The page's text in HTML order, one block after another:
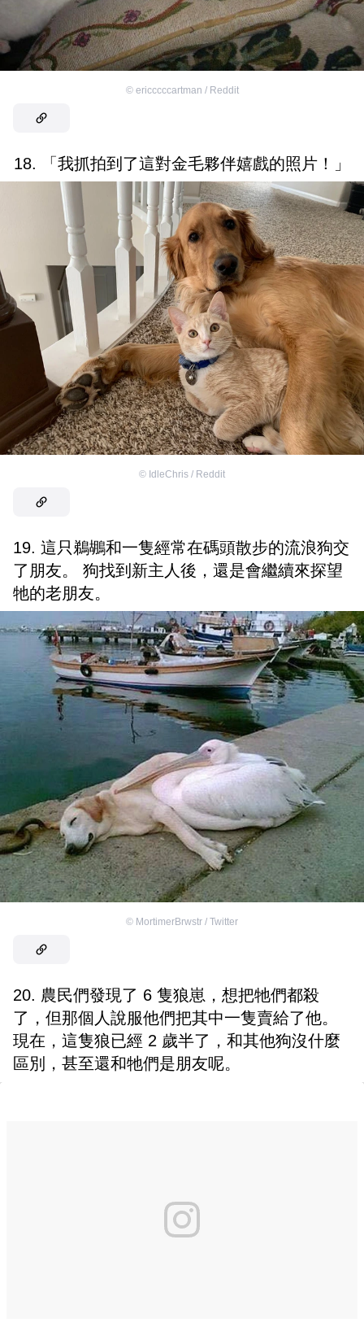
© ericccccartman / Reddit
18. 「我抓拍到了這對金毛夥伴嬉戲的照片！」
© IdleChris / Reddit
19. 這只鵜鶘和一隻經常在碼頭散步的流浪狗交
了朋友。 狗找到新主人後，還是會繼續來探望
牠的老朋友。
© MortimerBrwstr / Twitter
20. 農民們發現了 6 隻狼崽，想把牠們都殺
了，但那個人說服他們把其中一隻賣給了他。
現在，這隻狼已經 2 歲半了，和其他狗沒什麼
區別，甚至還和牠們是朋友呢。